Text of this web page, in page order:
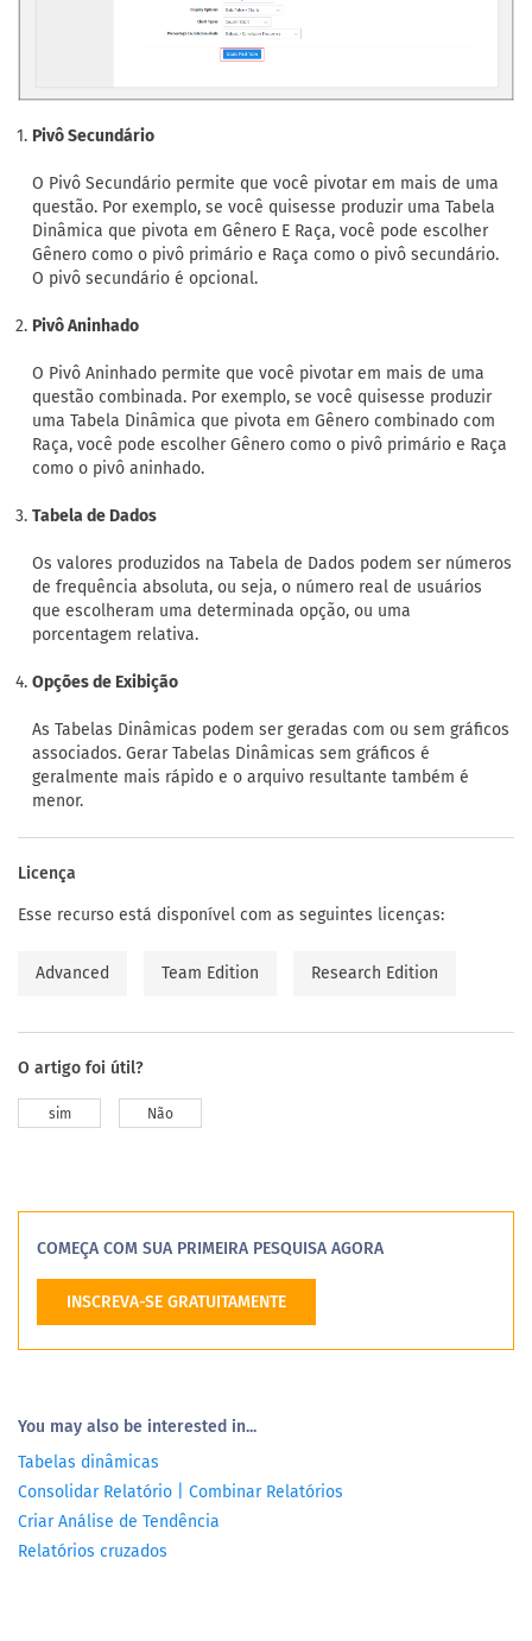
Pivô Secundário
O Pivô Secundário permite que você pivotar em mais de uma
questão. Por exemplo, se você quisesse produzir uma Tabela
Dinâmica que pivota em Gênero E Raça, você pode escolher
Gênero como o pivô primário e Raça como o pivô secundário.
O pivô secundário é opcional.
Pivô Aninhado
O Pivô Aninhado permite que você pivotar em mais de uma
questão combinada. Por exemplo, se você quisesse produzir
uma Tabela Dinâmica que pivota em Gênero combinado com
Raça, você pode escolher Gênero como o pivô primário e Raça
como o pivô aninhado.
Tabela de Dados
Os valores produzidos na Tabela de Dados podem ser números
de frequência absoluta, ou seja, o número real de usuários
que escolheram uma determinada opção, ou uma
porcentagem relativa.
Opções de Exibição
As Tabelas Dinâmicas podem ser geradas com ou sem gráficos
associados. Gerar Tabelas Dinâmicas sem gráficos é
geralmente mais rápido e o arquivo resultante também é
menor.
Licença
Esse recurso está disponível com as seguintes licenças:
Advanced Team Edition Research Edition
O artigo foi útil?
sim Não
COMEÇA COM SUA PRIMEIRA PESQUISA AGORA
INSCREVA-SE GRATUITAMENTE
You may also be interested in...
Tabelas dinâmicas
Consolidar Relatório | Combinar Relatórios
Criar Análise de Tendência
Relatórios cruzados